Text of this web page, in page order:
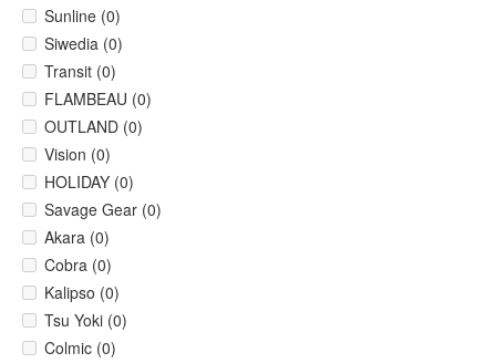
Sunline (0)
Siwedia (0)
Transit (0)
FLAMBEAU (0)
OUTLAND (0)
Vision (0)
HOLIDAY (0)
Savage Gear (0)
Akara (0)
Cobra (0)
Kalipso (0)
Tsu Yoki (0)
Colmic (0)